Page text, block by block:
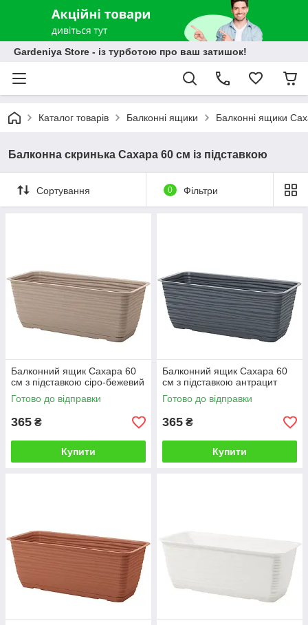
Gardeniya Store - із турботою про ваш затишок!
Каталог товарів Балконні ящики Балконні ящики
Балконна скринька Сахара 60 см із підставкою
Сортування 0 Фільтри
Балконний ящик Сахара 60
см з підставкою сіро-бежевий
Готово до відправки
365 ₴
Купити
Балконний ящик Сахара 60
см з підставкою антрацит
Готово до відправки
365 ₴
Купити